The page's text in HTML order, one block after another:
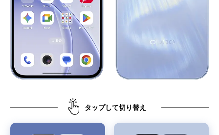
タップして切り替え